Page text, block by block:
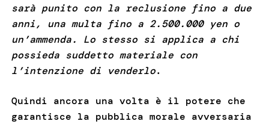
sarà punito con la reclusione fino a due
anni, una multa fino a 2.500.000 yen o
un’ammenda. Lo stesso si applica a chi
possieda suddetto materiale con
l’intenzione di venderlo.
Quindi ancora una volta è il potere che
garantisce la pubblica morale avversaria